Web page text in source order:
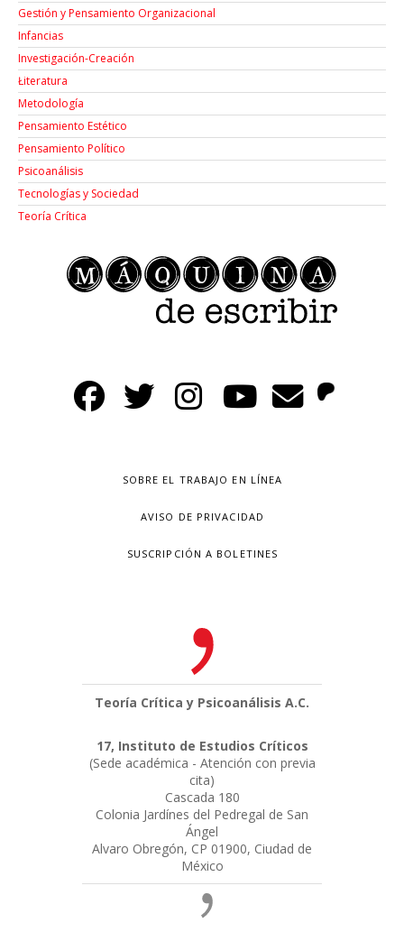
Gestión y Pensamiento Organizacional
Infancias
Investigación-Creación
Łiteratura
Metodología
Pensamiento Estético
Pensamiento Político
Psicoanálisis
Tecnologías y Sociedad
Teoría Crítica
SOBRE EL TRABAJO EN LÍNEA
AVISO DE PRIVACIDAD
SUSCRIPCIÓN A BOLETINES
Teoría Crítica y Psicoanálisis A.C.
17, Instituto de Estudios Críticos
(Sede académica - Atención con previa
cita)
Cascada 180
Colonia Jardínes del Pedregal de San
Ángel
Alvaro Obregón, CP 01900, Ciudad de
México